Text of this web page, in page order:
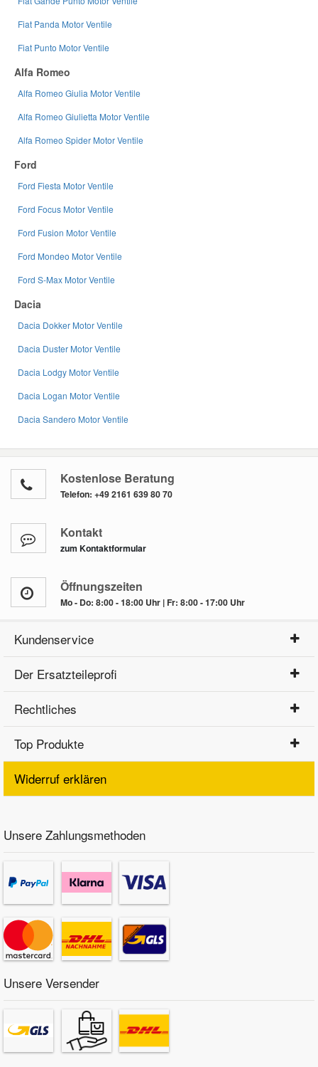
Fiat Panda Motor Ventile
Fiat Punto Motor Ventile
Alfa Romeo
Alfa Romeo Giulia Motor Ventile
Alfa Romeo Giulietta Motor Ventile
Alfa Romeo Spider Motor Ventile
Ford
Ford Fiesta Motor Ventile
Ford Focus Motor Ventile
Ford Fusion Motor Ventile
Ford Mondeo Motor Ventile
Ford S-Max Motor Ventile
Dacia
Dacia Dokker Motor Ventile
Dacia Duster Motor Ventile
Dacia Lodgy Motor Ventile
Dacia Logan Motor Ventile
Dacia Sandero Motor Ventile
Kostenlose Beratung
Telefon: +49 2161 639 80 70
Kontakt
zum Kontaktformular
Öffnungszeiten
Mo - Do: 8:00 - 18:00 Uhr | Fr: 8:00 - 17:00 Uhr
Kundenservice
Der Ersatzteileprofi
Rechtliches
Top Produkte
Widerruf erklären
Unsere Zahlungsmethoden
Unsere Versender